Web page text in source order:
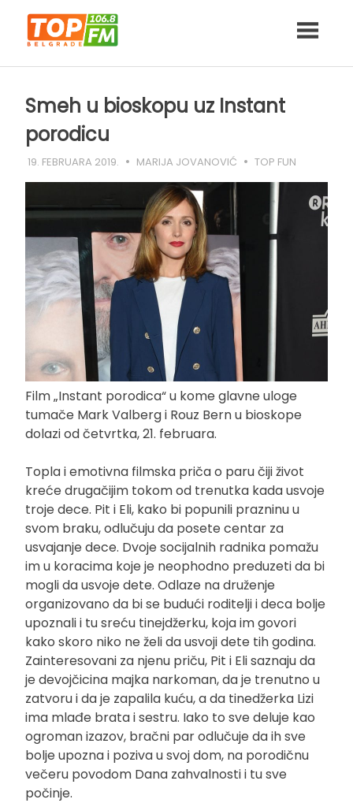
content
Smeh u bioskopu uz Instant
porodicu
19. FEBRUARA 2019. MARIJA JOVANOVIĆ TOP FUN
Film „Instant porodica“ u kome glavne uloge
tumače Mark Valberg i Rouz Bern u bioskope
dolazi od četvrtka, 21. februara.
Topla i emotivna filmska priča o paru čiji život
kreće drugačijim tokom od trenutka kada usvoje
troje dece. Pit i Eli, kako bi popunili prazninu u
svom braku, odlučuju da posete centar za
usvajanje dece. Dvoje socijalnih radnika pomažu
im u koracima koje je neophodno preduzeti da bi
mogli da usvoje dete. Odlaze na druženje
organizovano da bi se budući roditelji i deca bolje
upoznali i tu sreću tinejdžerku, koja im govori
kako skoro niko ne želi da usvoji dete tih godina.
Zainteresovani za njenu priču, Pit i Eli saznaju da
je devojčicina majka narkoman, da je trenutno u
zatvoru i da je zapalila kuću, a da tinedžerka Lizi
ima mlađe brata i sestru. Iako to sve deluje kao
ogroman izazov, bračni par odlučuje da ih sve
bolje upozna i poziva u svoj dom, na porodičnu
večeru povodom Dana zahvalnosti i tu sve
počinje.